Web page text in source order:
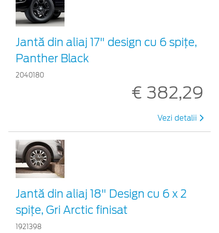
Jantă din aliaj 17" design cu 6 spițe,
Panther Black
2040180
€ 382,29
Vezi detalii
Jantă din aliaj 18" Design cu 6 x 2
spiţe, Gri Arctic finisat
1921398